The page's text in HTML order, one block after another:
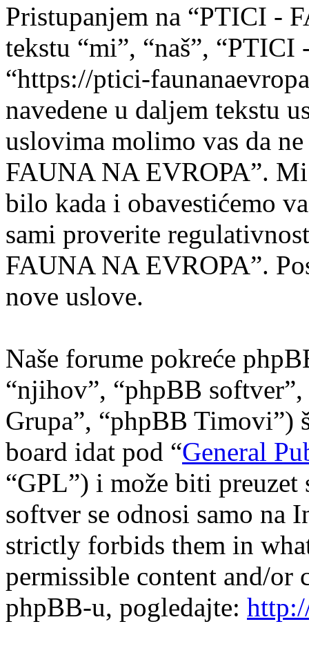
Pristupanjem na “PTICI -
tekstu “mi”, “naš”,
“https://ptici-
navedene u daljem tekstu
uslovima molimo vas da
FAUNA NA EVROPA”.
bilo kada i obavestićemo
sami proverite
FAUNA NA EVROPA”.
nove uslove.
Naše forume pokreće
“njihov”, “phpBB
Grupa”, “phpBB Timovi”)
board idat pod “General
“GPL”) i može biti preuzet
softver se odnosi samo na
strictly forbids them in
permissible content and/or
phpBB-u, pogledajte: